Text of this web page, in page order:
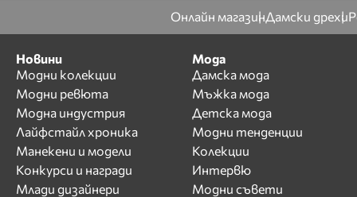
Онлайн магазинДамски дрехи
Новини
Модни колекции
Модни ревюта
Модна индустрия
Лайфстайл хроника
Манекени и модели
Конкурси и награди
Млади дизайнери
Мода
Дамска мода
Мъжка мода
Детска мода
Модни тенденции
Колекции
Интервю
Модни съвети